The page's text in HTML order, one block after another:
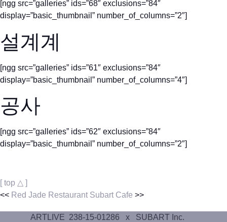
[ngg src=”galleries” ids=”68″ exclusions=”84″
display=”basic_thumbnail” number_of_columns=”2″]
설계계
[ngg src=”galleries” ids=”61″ exclusions=”84″
display=”basic_thumbnail” number_of_columns=”4″]
공사
[ngg src=”galleries” ids=”62″ exclusions=”84″
display=”basic_thumbnail” number_of_columns=”2″]
[ top △ ]
<< Red Jade Restaurant Subart Cafe >>
ARTLIVE 238-15-01286 x SUBART Inc.